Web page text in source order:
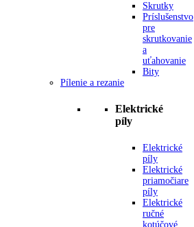
Skrutky
Príslušenstvo
pre
skrutkovanie
a
uťahovanie
Bity
Pílenie a rezanie
Elektrické
píly
Elektrické
píly
Elektrické
priamočiare
píly
Elektrické
ručné
kotúčové